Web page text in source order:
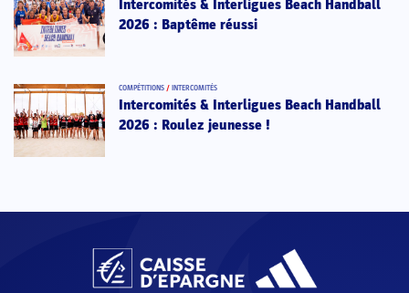
Intercomités & Interligues Beach Handball
2026 : Baptême réussi
COMPÉTITIONS / INTERCOMITÉS
Intercomités & Interligues Beach Handball
2026 : Roulez jeunesse !